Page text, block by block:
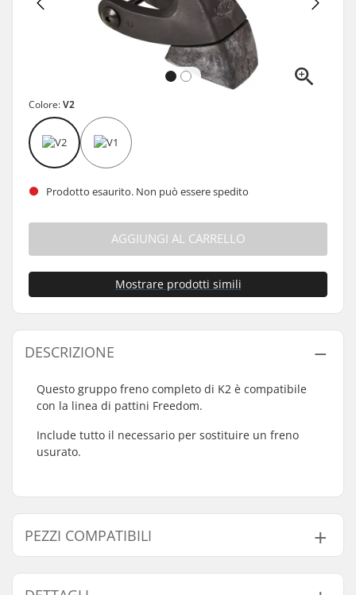
Colore:V2
Prodotto esaurito. Non può essere spedito
AGGIUNGI AL CARRELLO
Mostrare prodotti simili
DESCRIZIONE
Questo gruppo freno completo di K2 è compatibile
con la linea di pattini Freedom.
Include tutto il necessario per sostituire un freno
usurato.
PEZZI COMPATIBILI
Trova prodotti compatibili con K2 Freedom Freno: